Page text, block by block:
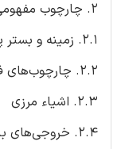
2. چارچوب مفهومی
2.1. زمینه و بستر پژوهش
2.2. چارچوب‌های فناوری و انعطاف پذیری تفسیری
2.3. اشیاء مرزی
2.4. خروجی‌های